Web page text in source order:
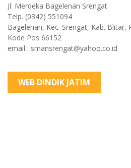
Jl. Merdeka Bagelenan Srengat
Telp. (0342) 551094
Bagelenan, Kec. Srengat, Kab. Blitar,
Kode Pos 66152
email : smansrengat@yahoo.co.id
WEB DINDIK JATIM